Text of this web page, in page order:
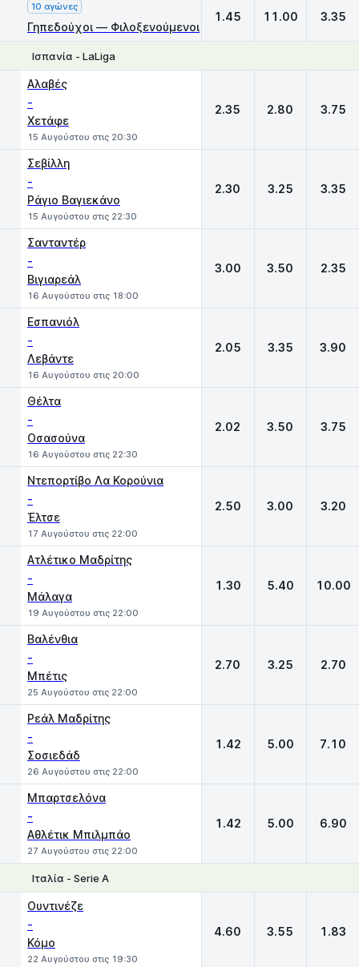
10 αγώνες
Γηπεδούχοι — Φιλοξενούμενοι
1.45 11.00 3.35
Ισπανία - LaLiga
Αλαβές
-
Χετάφε
15 Αυγούστου στις 20:30
2.35 2.80 3.75
Σεβίλλη
-
Ράγιο Βαγιεκάνο
15 Αυγούστου στις 22:30
2.30 3.25 3.35
Σανταντέρ
-
Βιγιαρεάλ
16 Αυγούστου στις 18:00
3.00 3.50 2.35
Εσπανιόλ
-
Λεβάντε
16 Αυγούστου στις 20:00
2.05 3.35 3.90
Θέλτα
-
Οσασούνα
16 Αυγούστου στις 22:30
2.02 3.50 3.75
Ντεπορτίβο Λα Κορούνια
-
Έλτσε
17 Αυγούστου στις 22:00
2.50 3.00 3.20
Ατλέτικο Μαδρίτης
-
Μάλαγα
19 Αυγούστου στις 22:00
1.30 5.40 10.00
Βαλένθια
-
Μπέτις
25 Αυγούστου στις 22:00
2.70 3.25 2.70
Ρεάλ Μαδρίτης
-
Σοσιεδάδ
26 Αυγούστου στις 22:00
1.42 5.00 7.10
Μπαρτσελόνα
-
Αθλέτικ Μπιλμπάο
27 Αυγούστου στις 22:00
1.42 5.00 6.90
Ιταλία - Serie A
Ουντινέζε
-
Κόμο
22 Αυγούστου στις 19:30
4.60 3.55 1.83